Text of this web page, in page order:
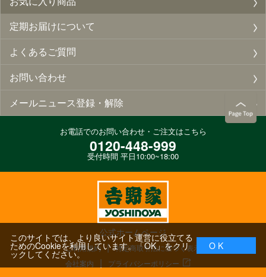
定期お届けについて
よくあるご質問
お問い合わせ
メールニュース登録・解除
お電話でのお問い合わせ・ご注文はこちら
0120-448-999
受付時間 平日10:00~18:00
公式ホームページ
ご利用規約
特定商取引法に基づく表示
会社案内
プライバシーポリシー
このサイトでは、より良いサイト運営に役立てる
ためのCookieを利用しています。「OK」をクリ
ックしてください。
O K